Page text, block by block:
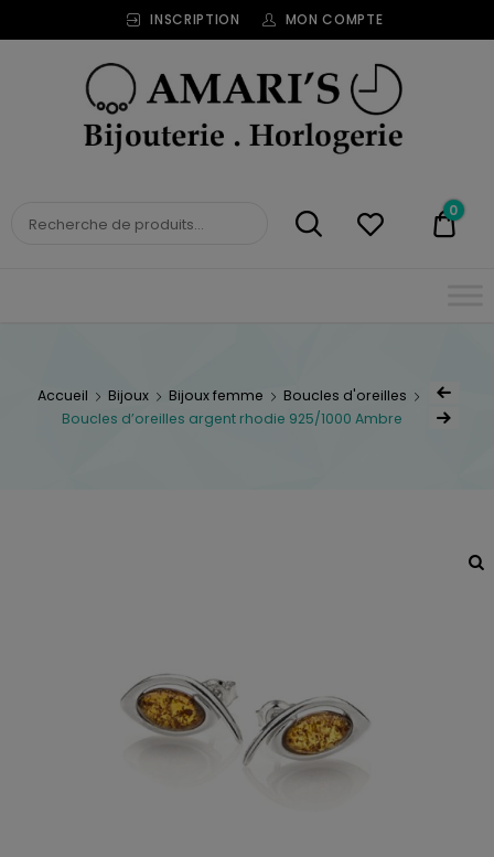
INSCRIPTION MON COMPTE
BIJOUTERIE
0
Accueil Bijoux Bijoux femme
Boucles d'oreilles
Boucles d’oreilles argent rhodie 925/1000 Ambre